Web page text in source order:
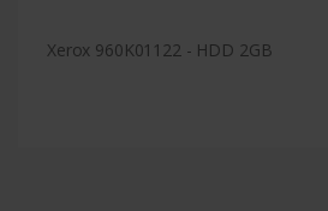
Xerox 960K01122 - HDD 2GB